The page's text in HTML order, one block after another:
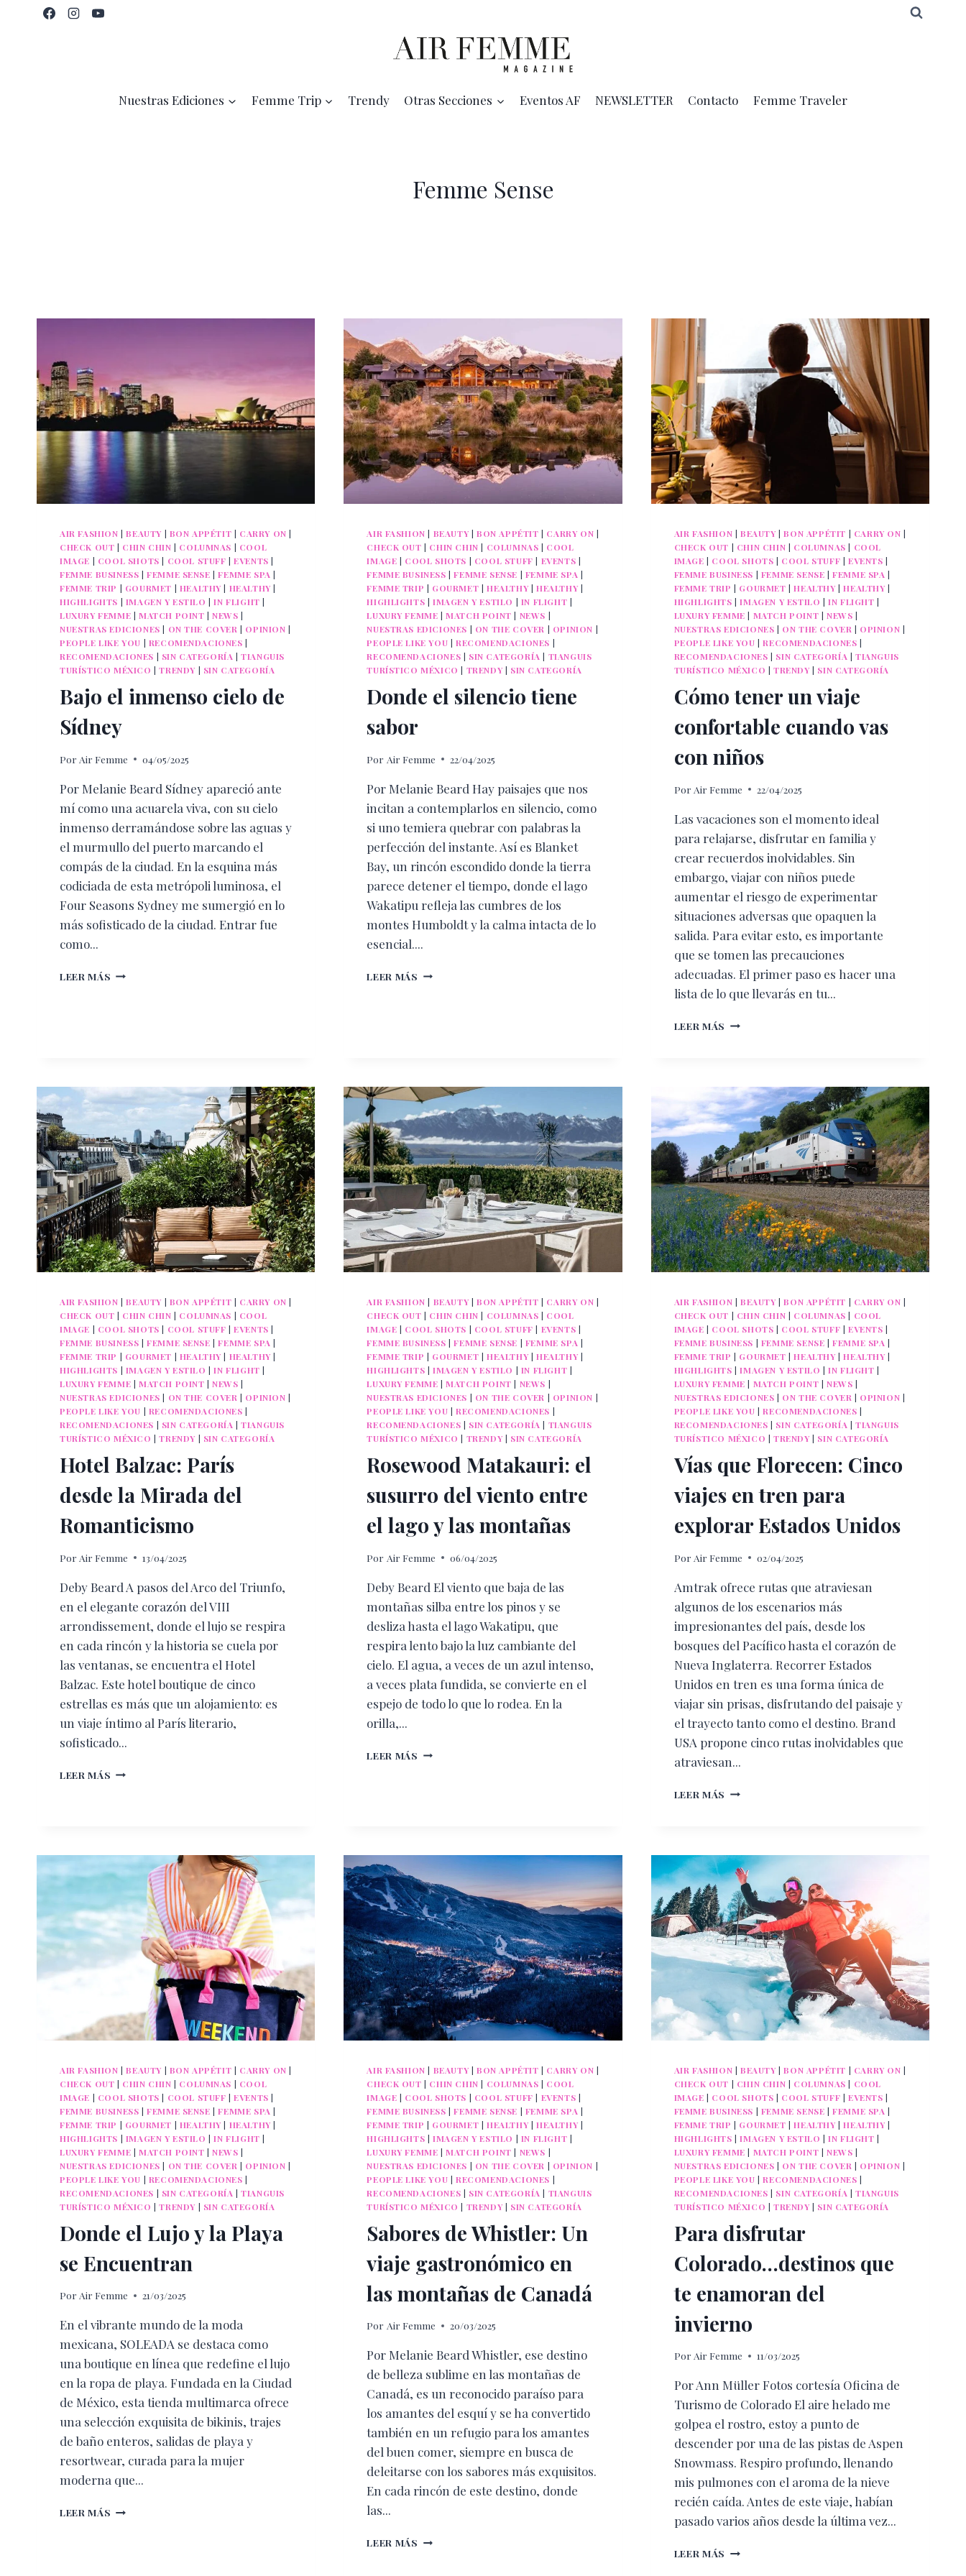
Nuestras Ediciones Femme Trip Trendy Otras Secciones Eventos AF NEWSLETTER Contacto Femme Traveler
Femme Sense
AIR FASHION |BEAUTY | BON APPÉTIT | CARRY ON |
CHECK OUT | CHIN CHIN | COLUMNAS | COOL
IMAGE | COOL SHOTS | COOL STUFF |EVENTS |
FEMME BUSINESS |FEMME SENSE |FEMME SPA |
FEMME TRIP | GOURMET | HEALTHY | HEALTHY |
HIGHLIGHTS | IMAGEN Y ESTILO |IN FLIGHT |
LUXURY FEMME | MATCH POINT |NEWS |
NUESTRAS EDICIONES | ON THE COVER | OPINION |
PEOPLE LIKE YOU | RECOMENDACIONES |
RECOMENDACIONES | SIN CATEGORÍA |TIANGUIS
TURÍSTICO MÉXICO |TRENDY | SIN CATEGORÍA
Bajo el inmenso cielo de
Sídney
Por Air Femme 04/05/2025
Por Melanie Beard Sídney apareció ante
mí como una acuarela viva, con su cielo
inmenso derramándose sobre las aguas y
el murmullo del puerto marcando el
compás de la ciudad. En la esquina más
codiciada de esta metrópoli luminosa, el
Four Seasons Sydney me sumergió en lo
más sofisticado de la ciudad. Entrar fue
como...
LEER MÁS BAJO
AIR FASHION | BEAUTY |BON APPÉTIT | CARRY ON |
CHECK OUT | CHIN CHIN | COLUMNAS | COOL
IMAGE | COOL SHOTS | COOL STUFF | EVENTS |
FEMME BUSINESS |FEMME SENSE | FEMME SPA |
FEMME TRIP | GOURMET |HEALTHY |HEALTHY |
HIGHLIGHTS |IMAGEN Y ESTILO | IN FLIGHT |
LUXURY FEMME |MATCH POINT | NEWS |
NUESTRAS EDICIONES | ON THE COVER | OPINION |
PEOPLE LIKE YOU |RECOMENDACIONES |
RECOMENDACIONES | SIN CATEGORÍA | TIANGUIS
TURÍSTICO MÉXICO | TRENDY | SIN CATEGORÍA
Donde el silencio tiene
sabor
Por Air Femme 22/04/2025
Por Melanie Beard Hay paisajes que nos
incitan a contemplarlos en silencio, como
si uno temiera quebrar con palabras la
perfección del instante. Así es Blanket
Bay, un rincón escondido donde la tierra
parece detener el tiempo, donde el lago
Wakatipu refleja las cumbres de los
montes Humboldt y la calma intacta de lo
esencial....
LEER MÁS DONDE
AIR FASHION | BEAUTY |BON APPÉTIT | CARRY ON |
CHECK OUT | CHIN CHIN | COLUMNAS | COOL
IMAGE | COOL SHOTS | COOL STUFF | EVENTS |
FEMME BUSINESS | FEMME SENSE |FEMME SPA |
FEMME TRIP | GOURMET |HEALTHY |HEALTHY |
HIGHLIGHTS |IMAGEN Y ESTILO |IN FLIGHT |
LUXURY FEMME | MATCH POINT | NEWS |
NUESTRAS EDICIONES | ON THE COVER | OPINION |
PEOPLE LIKE YOU |RECOMENDACIONES |
RECOMENDACIONES | SIN CATEGORÍA | TIANGUIS
TURÍSTICO MÉXICO | TRENDY | SIN CATEGORÍA
Cómo tener un viaje
confortable cuando vas
con niños
Por Air Femme 22/04/2025
Las vacaciones son el momento ideal
para relajarse, disfrutar en familia y
crear recuerdos inolvidables. Sin
embargo, viajar con niños puede
aumentar el riesgo de experimentar
situaciones adversas que opaquen la
salida. Para evitar esto, es importante
que se tomen las precauciones
adecuadas. El primer paso es hacer una
lista de lo que llevarás en tu...
LEER MÁS CÓMO
CUANDO
VAS
CON
NIÑOS
AIR FASHION |BEAUTY | BON APPÉTIT | CARRY ON |
CHECK OUT | CHIN CHIN | COLUMNAS | COOL
IMAGE | COOL SHOTS | COOL STUFF |EVENTS |
FEMME BUSINESS |FEMME SENSE |FEMME SPA |
FEMME TRIP | GOURMET | HEALTHY | HEALTHY |
HIGHLIGHTS | IMAGEN Y ESTILO |IN FLIGHT |
LUXURY FEMME | MATCH POINT |NEWS |
NUESTRAS EDICIONES | ON THE COVER | OPINION |
PEOPLE LIKE YOU | RECOMENDACIONES |
RECOMENDACIONES | SIN CATEGORÍA |TIANGUIS
TURÍSTICO MÉXICO |TRENDY | SIN CATEGORÍA
Hotel Balzac: París
desde la Mirada del
Romanticismo
Por Air Femme 13/04/2025
Deby Beard A pasos del Arco del Triunfo,
en el elegante corazón del VIII
arrondissement, donde el lujo se respira
en cada rincón y la historia se cuela por
las ventanas, se encuentra el Hotel
Balzac. Este hotel boutique de cinco
estrellas es más que un alojamiento: es
un viaje íntimo al París literario,
sofisticado...
LEER MÁS HOTEL
ROMANTICISMO
AIR FASHION | BEAUTY |BON APPÉTIT | CARRY ON |
CHECK OUT | CHIN CHIN | COLUMNAS | COOL
IMAGE | COOL SHOTS | COOL STUFF | EVENTS |
FEMME BUSINESS |FEMME SENSE | FEMME SPA |
FEMME TRIP | GOURMET |HEALTHY |HEALTHY |
HIGHLIGHTS |IMAGEN Y ESTILO | IN FLIGHT |
LUXURY FEMME |MATCH POINT | NEWS |
NUESTRAS EDICIONES | ON THE COVER | OPINION |
PEOPLE LIKE YOU |RECOMENDACIONES |
RECOMENDACIONES | SIN CATEGORÍA | TIANGUIS
TURÍSTICO MÉXICO | TRENDY | SIN CATEGORÍA
Rosewood Matakauri: el
susurro del viento entre
el lago y las montañas
Por Air Femme 06/04/2025
Deby Beard El viento que baja de las
montañas silba entre los pinos y se
desliza hasta el lago Wakatipu, que
respira lento bajo la luz cambiante del
cielo. El agua, a veces de un azul intenso,
a veces plata fundida, se convierte en el
espejo de todo lo que lo rodea. En la
orilla,...
LEER MÁS ROSEWOOD
EL
LAGO
Y
LAS
MONTAÑAS
AIR FASHION | BEAUTY |BON APPÉTIT | CARRY ON |
CHECK OUT | CHIN CHIN | COLUMNAS | COOL
IMAGE | COOL SHOTS | COOL STUFF | EVENTS |
FEMME BUSINESS | FEMME SENSE |FEMME SPA |
FEMME TRIP | GOURMET |HEALTHY |HEALTHY |
HIGHLIGHTS |IMAGEN Y ESTILO |IN FLIGHT |
LUXURY FEMME | MATCH POINT | NEWS |
NUESTRAS EDICIONES | ON THE COVER | OPINION |
PEOPLE LIKE YOU |RECOMENDACIONES |
RECOMENDACIONES | SIN CATEGORÍA | TIANGUIS
TURÍSTICO MÉXICO | TRENDY | SIN CATEGORÍA
Vías que Florecen: Cinco
viajes en tren para
explorar Estados Unidos
Por Air Femme 02/04/2025
Amtrak ofrece rutas que atraviesan
algunos de los escenarios más
impresionantes del país, desde los
bosques del Pacífico hasta el corazón de
Nueva Inglaterra. Recorrer Estados
Unidos en tren es una forma única de
viajar sin prisas, disfrutando del paisaje y
el trayecto tanto como el destino. Brand
USA propone cinco rutas inolvidables que
atraviesan...
LEER MÁS VÍAS
EN
TREN
PARA
EXPLORAR
ESTADOS
UNIDOS
AIR FASHION |BEAUTY | BON APPÉTIT | CARRY ON |
CHECK OUT | CHIN CHIN | COLUMNAS | COOL
IMAGE | COOL SHOTS | COOL STUFF |EVENTS |
FEMME BUSINESS |FEMME SENSE |FEMME SPA |
FEMME TRIP | GOURMET | HEALTHY | HEALTHY |
HIGHLIGHTS | IMAGEN Y ESTILO |IN FLIGHT |
LUXURY FEMME | MATCH POINT |NEWS |
NUESTRAS EDICIONES | ON THE COVER | OPINION |
PEOPLE LIKE YOU | RECOMENDACIONES |
RECOMENDACIONES | SIN CATEGORÍA |TIANGUIS
TURÍSTICO MÉXICO |TRENDY | SIN CATEGORÍA
Donde el Lujo y la Playa
se Encuentran
Por Air Femme 21/03/2025
En el vibrante mundo de la moda
mexicana, SOLEADA se destaca como
una boutique en línea que redefine el lujo
en la ropa de playa. Fundada en la Ciudad
de México, esta tienda multimarca ofrece
una selección exquisita de bikinis, trajes
de baño enteros, salidas de playa y
resortwear, curada para la mujer
moderna que...
LEER MÁS DONDE
AIR FASHION | BEAUTY |BON APPÉTIT | CARRY ON |
CHECK OUT | CHIN CHIN | COLUMNAS | COOL
IMAGE | COOL SHOTS | COOL STUFF | EVENTS |
FEMME BUSINESS |FEMME SENSE | FEMME SPA |
FEMME TRIP | GOURMET |HEALTHY |HEALTHY |
HIGHLIGHTS |IMAGEN Y ESTILO | IN FLIGHT |
LUXURY FEMME |MATCH POINT | NEWS |
NUESTRAS EDICIONES | ON THE COVER | OPINION |
PEOPLE LIKE YOU |RECOMENDACIONES |
RECOMENDACIONES | SIN CATEGORÍA | TIANGUIS
TURÍSTICO MÉXICO | TRENDY | SIN CATEGORÍA
Sabores de Whistler: Un
viaje gastronómico en
las montañas de Canadá
Por Air Femme 20/03/2025
Por Melanie Beard Whistler, ese destino
de belleza sublime en las montañas de
Canadá, es un reconocido paraíso para
los amantes del esquí y se ha convertido
también en un refugio para los amantes
del buen comer, siempre en busca de
deleitarse con los sabores más exquisitos.
En cada rincón de este destino, donde
las...
LEER MÁS SABORES
AIR FASHION | BEAUTY |BON APPÉTIT | CARRY ON |
CHECK OUT | CHIN CHIN | COLUMNAS | COOL
IMAGE | COOL SHOTS | COOL STUFF | EVENTS |
FEMME BUSINESS | FEMME SENSE |FEMME SPA |
FEMME TRIP | GOURMET |HEALTHY |HEALTHY |
HIGHLIGHTS |IMAGEN Y ESTILO |IN FLIGHT |
LUXURY FEMME | MATCH POINT | NEWS |
NUESTRAS EDICIONES | ON THE COVER | OPINION |
PEOPLE LIKE YOU |RECOMENDACIONES |
RECOMENDACIONES | SIN CATEGORÍA | TIANGUIS
TURÍSTICO MÉXICO | TRENDY | SIN CATEGORÍA
Para disfrutar
Colorado…destinos que
te enamoran del
invierno
Por Air Femme 11/03/2025
Por Ann Müller Fotos cortesía Oficina de
Turismo de Colorado El aire helado me
golpea el rostro, estoy a punto de
descender por una de las pistas de Aspen
Snowmass. Respiro profundo, llenando
mis pulmones con el aroma de la nieve
recién caída. Antes de este viaje, habían
pasado varios años desde la última vez...
LEER MÁS PARA